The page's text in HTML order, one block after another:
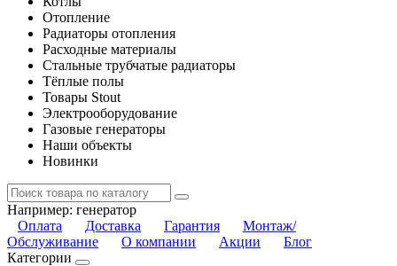
Отопление
Радиаторы отопления
Расходные материалы
Стальные трубчатые радиаторы
Тёплые полы
Товары Stout
Электрооборудование
Газовые генераторы
Наши объекты
Новинки
Например: генератор
Оплата
Доставка Гарантия
Монтаж/
Обслуживание
О компании Акции
Блог
Категории